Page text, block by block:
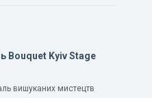
Bouquet Kyiv Stage
вишуканих мистецтв